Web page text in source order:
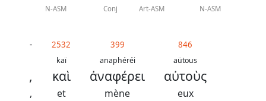
N-ASM Conj Art-ASM N-ASM
-
,
,
2532
kaï
καὶ
et
399
anaphéréi
ἀναφέρει
mène
846
aütous
αὐτοὺς
eux
Traduction
révisée